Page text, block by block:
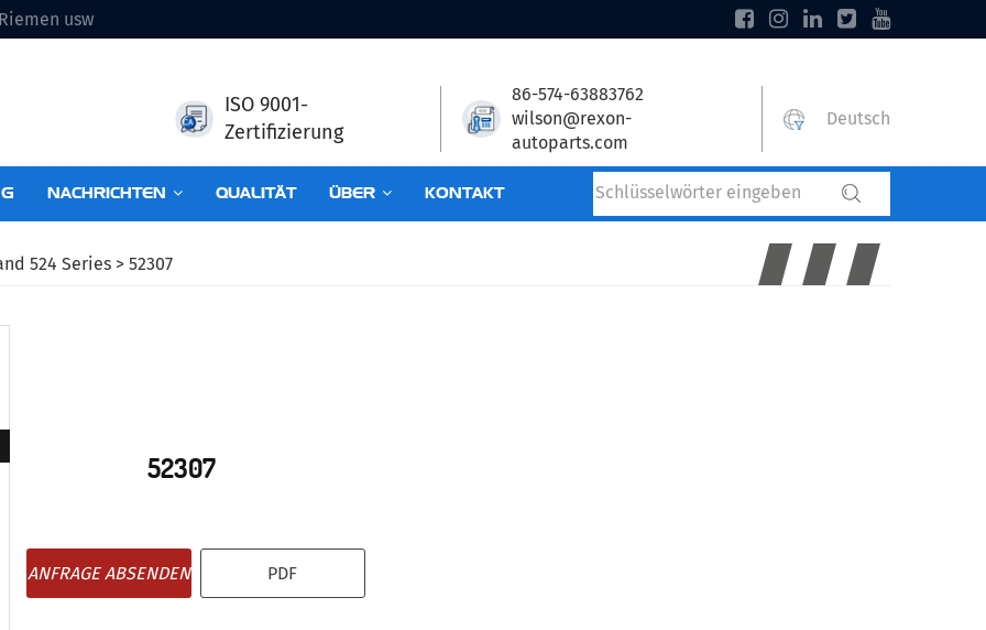
usw
ISO 9001-
Zertifizierung
86-574-63883762
wilson@rexon-
autoparts.com
Deutsch
NACHRICHTEN QUALITÄT ÜBER KONTAKT
524 Series > 52307
52307
ANFRAGE ABSENDEN PDF